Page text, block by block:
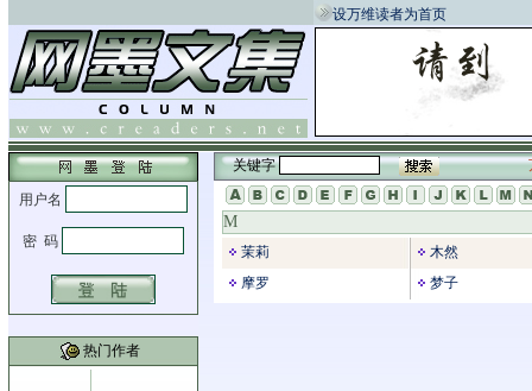
设万维读者为首页
热门作者
关键字
M
茉莉
木然
摩罗
梦子